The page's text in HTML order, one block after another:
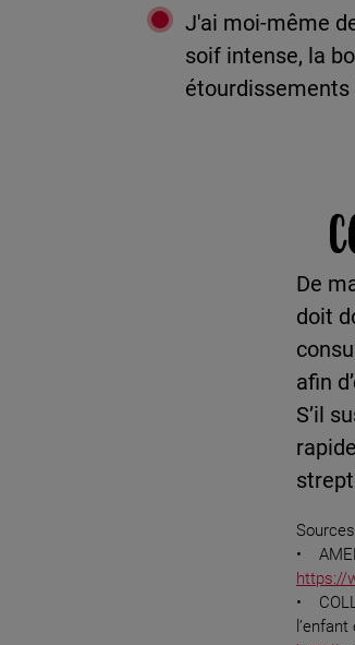
J'ai moi-même
soif intense, la
De
doit
afin
S’il
•
https://
•